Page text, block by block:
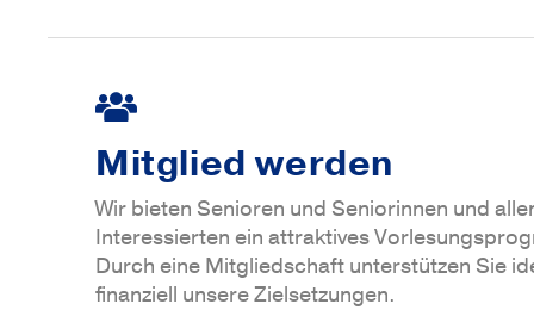
Mitglied werden
Wir bieten Senioren und Seniorinnen und
Interessierten ein attraktives
Durch eine Mitgliedschaft unterstützen Sie
finanziell unsere Zielsetzungen.